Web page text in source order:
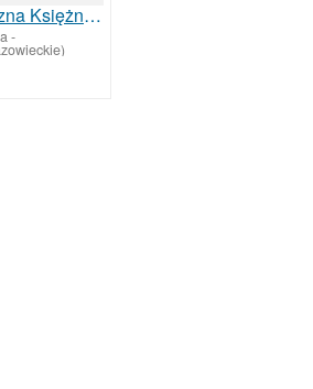
Niegrzeczna Księżniczka pokaże swoje ciałko
-